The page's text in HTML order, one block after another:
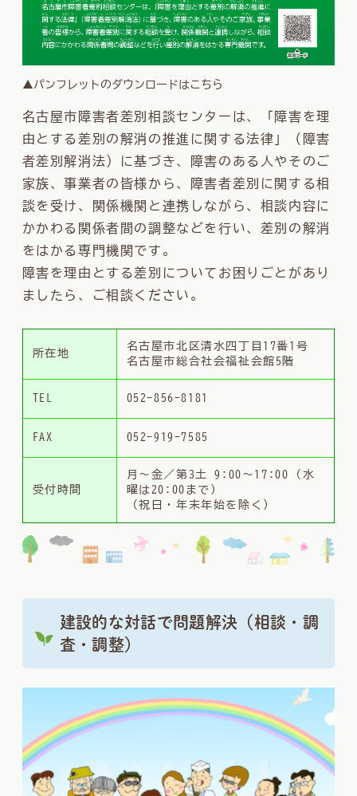
▲パンフレットのダウンロードはこちら
名古屋市障害者差別相談センターは、「障害を理
由とする差別の解消の推進に関する法律」（障害
者差別解消法）に基づき、障害のある人やそのご
家族、事業者の皆様から、障害者差別に関する相
談を受け、関係機関と連携しながら、相談内容に
かかわる関係者間の調整などを行い、差別の解消
をはかる専門機関です。
障害を理由とする差別についてお困りごとがあり
ましたら、ご相談ください。
所在地
名古屋市北区清水四丁目17番1号
名古屋市総合社会福祉会館5階
TEL 052-856-8181
FAX 052-919-7585
受付時間
月〜金／第3土 9:00〜17:00 (水
曜は20:00まで）
（祝日・年末年始を除く）
建設的な対話で問題解決（相談・調
査・調整）